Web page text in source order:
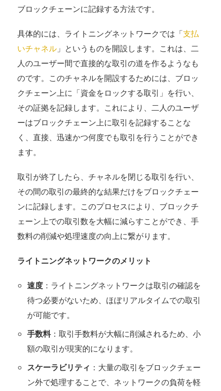
ブロックチェーンに記録する方法です。
具体的には、ライトニングネットワークでは「支払
いチャネル 」というものを開設します。これは、二
人のユーザー間で直接的な取引の道を作るようなも
のです。このチャネルを開設するためには、ブロッ
クチェーン上に「資金をロックする取引」を行い、
その証拠を記録します。これにより、二人のユーザ
ーはブロックチェーン上に取引を記録することな
く、直接、迅速かつ何度でも取引を行うことができ
ます。
取引が終了したら、チャネルを閉じる取引を行い、
その間の取引の最終的な結果だけをブロックチェー
ンに記録します。このプロセスにより、ブロックチ
ェーン上での取引数を大幅に減らすことができ、手
数料の削減や処理速度の向上に繋がります。
ライトニングネットワークのメリット
速度 ：ライトニングネットワークは取引の確認を
待つ必要がないため、ほぼリアルタイムでの取引
が可能です。
手数料：取引手数料が大幅に削減されるため、小
額の取引が現実的になります。
スケーラビリティ ：大量の取引をブロックチェー
ン外で処理することで、ネットワークの負荷を軽